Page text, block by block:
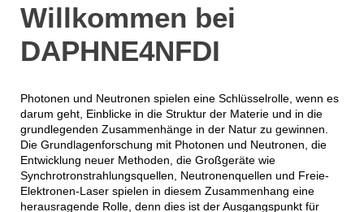
Willkommen bei
DAPHNE4NFDI
Photonen und Neutronen spielen eine Schlüsselrolle, wenn es
darum geht, Einblicke in die Struktur der Materie und in die
grundlegenden Zusammenhänge in der Natur zu gewinnen.
Die Grundlagenforschung mit Photonen und Neutronen, die
Entwicklung neuer Methoden, die Großgeräte wie
Synchrotronstrahlungsquellen, Neutronenquellen und Freie-
Elektronen-Laser spielen in diesem Zusammenhang eine
herausragende Rolle, denn dies ist der Ausgangspunkt für